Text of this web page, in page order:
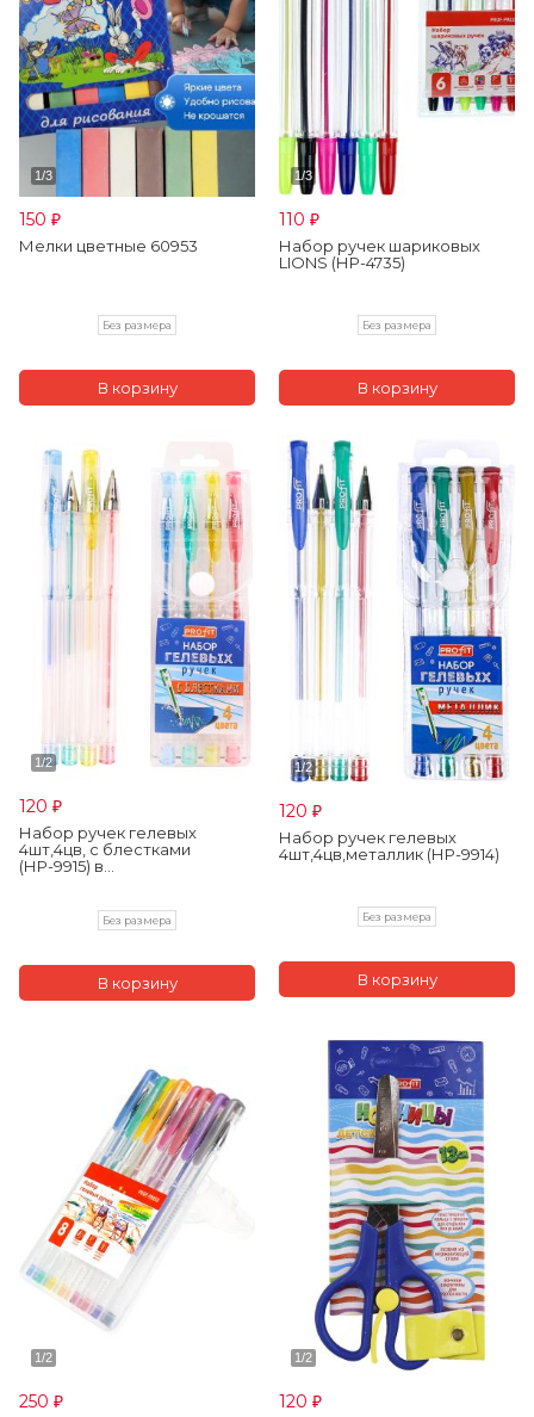
150 ₽
Мелки цветные 60953
Без размера
110 ₽
Набор ручек шариковых
LIONS (НР-4735)
Без размера
120 ₽
Набор ручек гелевых
4шт,4цв, с блестками
(НР-9915) в...
Без размера
120 ₽
Набор ручек гелевых
4шт,4цв,металлик (НР-9914)
Без размера
250 ₽ 120 ₽